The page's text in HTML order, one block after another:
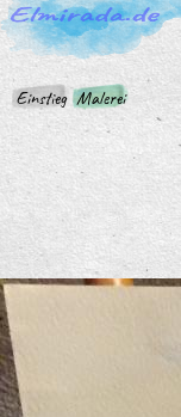
Einstieg Malerei